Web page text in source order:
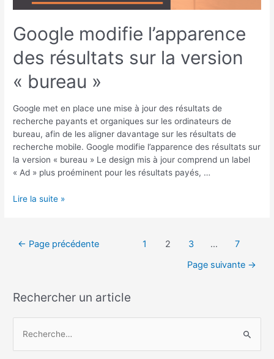
Google modifie l’apparence
des résultats sur la version
« bureau »
Google met en place une mise à jour des résultats de
recherche payants et organiques sur les ordinateurs de
bureau, afin de les aligner davantage sur les résultats de
recherche mobile. Google modifie l’apparence des résultats sur
la version « bureau » Le design mis à jour comprend un label
« Ad » plus proéminent pour les résultats payés, …
« bureau »
Lire la suite »
← Page précédente 1 2 3 …
7
Page suivante →
Rechercher un article
e